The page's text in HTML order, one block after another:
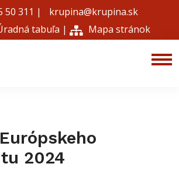
50 311 |
krupina@krupina.sk
tabuľa | Mapa stránok
2024